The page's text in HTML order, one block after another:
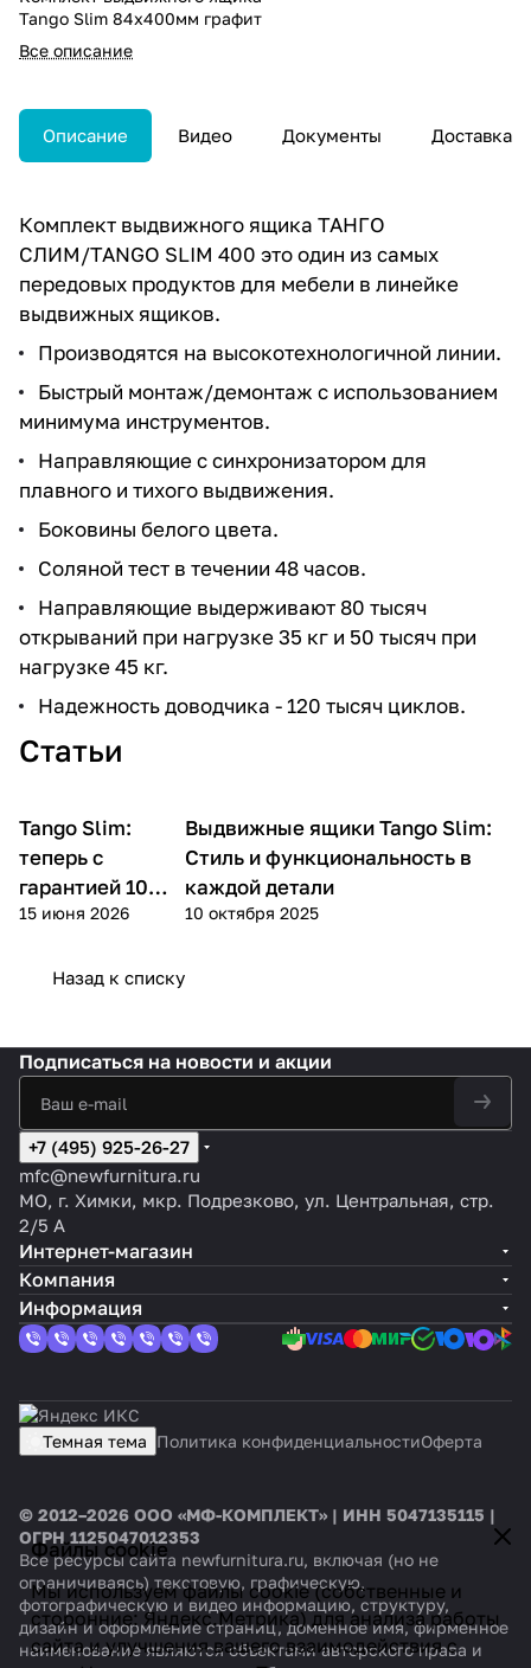
Tango Slim 84x400мм графит
Все описание
Описание Видео Документы Доставка
Комплект выдвижного ящика ТАНГО
СЛИМ/TANGO SLIM 400 это один из самых
передовых продуктов для мебели в линейке
выдвижных ящиков.
Производятся на высокотехнологичной линии.
Быстрый монтаж/демонтаж с использованием
минимума инструментов.
Направляющие с синхронизатором для
плавного и тихого выдвижения.
Боковины белого цвета.
Соляной тест в течении 48 часов.
Направляющие выдерживают 80 тысяч
открываний при нагрузке 35 кг и 50 тысяч при
нагрузке 45 кг.
Надежность доводчика - 120 тысяч циклов.
Статьи
Tango Slim:
теперь с
гарантией 10
лет!
15 июня 2026
Выдвижные ящики Tango Slim:
Стиль и функциональность в
каждой детали
10 октября 2025
Назад к списку
Файлы cookie
Мы используем файлы cookie (собственные и
сторонние: Яндекс.Метрика) для анализа работы
сайта и улучшения вашего взаимодействия с
Подписаться на новости и акции
+7 (495) 925-26-27
mfc@newfurnitura.ru
МО, г. Химки, мкр. Подрезково, ул. Центральная, стр.
2/5 А
Интернет-магазин
Компания
Информация
Темная тема Политика конфиденциальностиОферта
© 2012–2026 ООО «МФ-КОМПЛЕКТ» | ИНН 5047135115 |
ОГРН 1125047012353
Все ресурсы сайта newfurnitura.ru, включая (но не
ограничиваясь) текстовую, графическую,
фотографическую и видео информацию, структуру,
дизайн и оформление страниц, доменное имя, фирменное
наименование являются объектами авторского права и